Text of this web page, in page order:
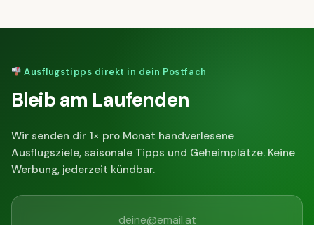
Familienpreis verfügbar
Ausflugstipps direkt in dein Postfach
Bleib am Laufenden
Wir senden dir 1× pro Monat handverlesene
Ausflugsziele, saisonale Tipps und Geheimplätze. Keine
Werbung, jederzeit kündbar.